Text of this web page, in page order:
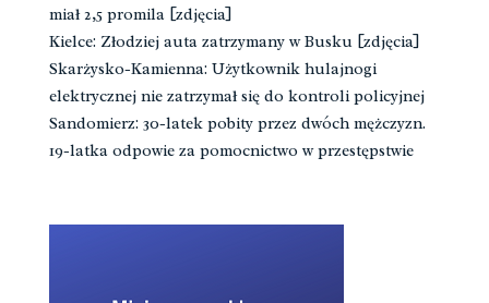
miał 2,5 promila [zdjęcia]
Kielce: Złodziej auta zatrzymany w Busku [zdjęcia]
Skarżysko-Kamienna: Użytkownik hulajnogi
elektrycznej nie zatrzymał się do kontroli policyjnej
Sandomierz: 30-latek pobity przez dwóch mężczyzn.
19-latka odpowie za pomocnictwo w przestępstwie